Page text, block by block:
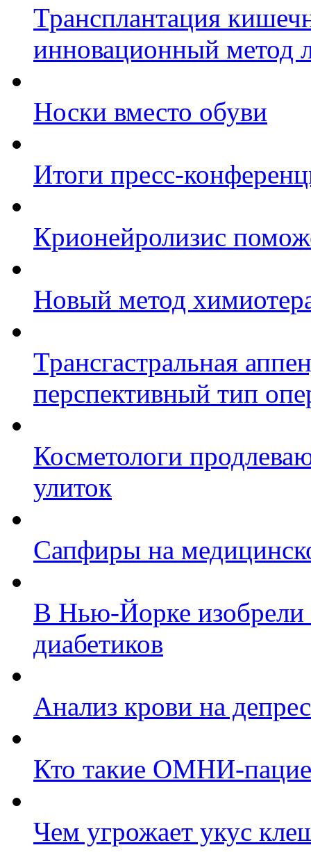
Трансплантация
инновационный метод
Носки вместо обуви
Итоги пресс-
Крионейролизис
Новый метод
Трансгастральная
перспективный тип
Косметологи
улиток
Сапфиры на
В Нью-Йорке изобрели
диабетиков
Анализ крови на
Кто такие ОМНИ-
Чем угрожает укус